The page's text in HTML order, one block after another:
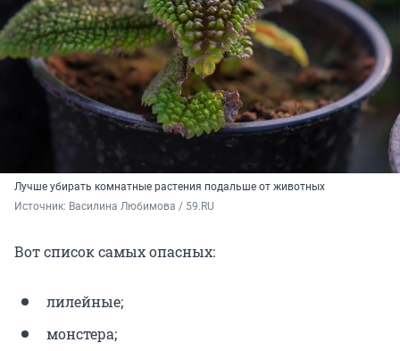
Лучше убирать комнатные растения подальше от животных
Источник: Василина Любимова / 59.RU
Вот список самых опасных:
лилейные;
монстера;